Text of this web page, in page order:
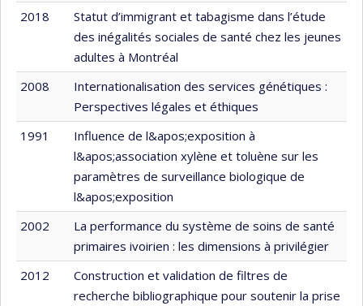
2018
Statut d’immigrant et tabagisme dans l’étude
des inégalités sociales de santé chez les jeunes
adultes à Montréal
2008
Internationalisation des services génétiques :
Perspectives légales et éthiques
1991
Influence de l&apos;exposition à
l&apos;association xylène et toluène sur les
paramètres de surveillance biologique de
l&apos;exposition
2002
La performance du système de soins de santé
primaires ivoirien : les dimensions à privilégier
2012
Construction et validation de filtres de
recherche bibliographique pour soutenir la prise